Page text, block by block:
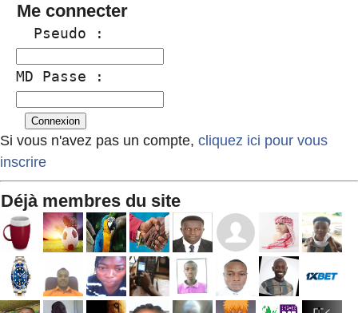
Me connecter
  Pseudo :
MD Passe :
Si vous n'avez pas un compte, cliquez ici pour vous
inscrire
Déjà membres du site